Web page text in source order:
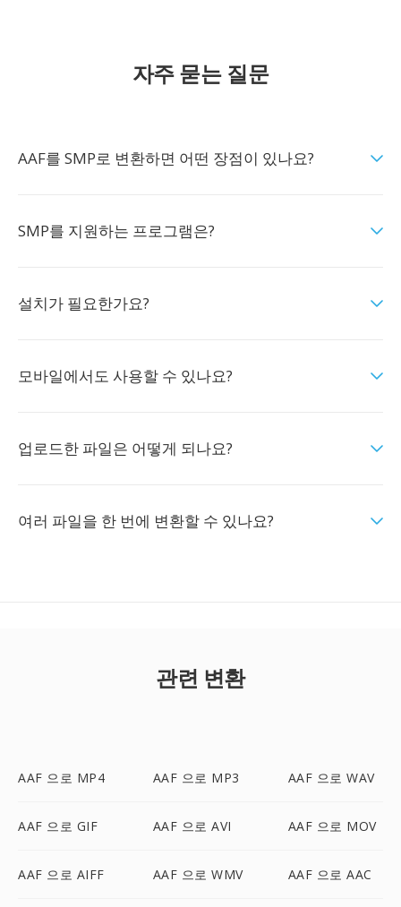
자주 묻는 질문
AAF를 SMP로 변환하면 어떤 장점이 있나요?
SMP를 지원하는 프로그램은?
설치가 필요한가요?
모바일에서도 사용할 수 있나요?
업로드한 파일은 어떻게 되나요?
여러 파일을 한 번에 변환할 수 있나요?
관련 변환
AAF 으로 MP4 AAF 으로 MP3 AAF 으로 WAV
AAF 으로 GIF AAF 으로 AVI AAF 으로 MOV
AAF 으로 AIFF AAF 으로 WMV AAF 으로 AAC